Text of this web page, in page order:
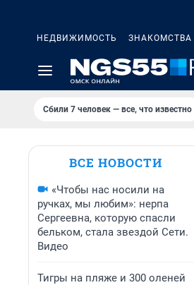
НЕДВИЖИМОСТЬ ЗНАКОМСТВА
Сбили 7 человек — все, что известно
ВСЕ НОВОСТИ
«Чтобы нас носили на
ручках, мы любим»: нерпа
Сергеевна, которую спасли
бельком, стала звездой Сети.
Видео
Тигры на пляже и 300 оленей